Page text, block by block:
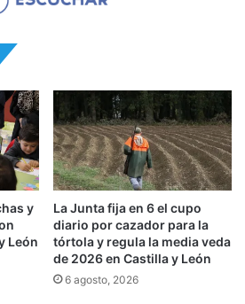
y
León
La Junta fija en 6 el cupo
diario por cazador para la
tórtola y regula la media veda
de 2026 en Castilla y León
6 agosto, 2026